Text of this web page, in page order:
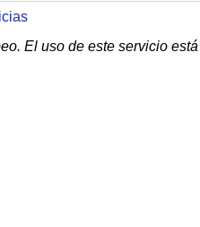
El uso de este servicio